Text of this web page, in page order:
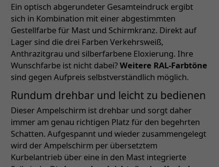
Ein optisch abgerundeter Gesamteindruck ergibt
sich in Kombination mit einer abgestimmten
Gestellfarbe für Mast und Schirmkranz. Direkt auf
Lager sind die drei Farben Verkehrsweiß,
Anthrazitgrau und silberfarbene Eloxierung. Ihre
Wunschfarbe ist nicht dabei?Weitere RAL-Farbtöne
sind gegen Aufpreis selbstverständlich möglich.
Rundum drehbar und leicht zu bedienen
Dieser Ampelschirm ist drehbar und sorgt daher
immer am genau richtigen Platz für den begehrten
Schatten. Aufgespannt und wieder zusammengelegt
wird der Ampelschirm per übersetztem
Kurbelantrieb über eine in den Mast integrierte